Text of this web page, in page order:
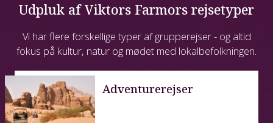
Udpluk af Viktors Farmors rejsetyper
Vi har flere forskellige typer af grupperejser - og altid
fokus på kultur, natur og mødet med lokalbefolkningen.
Adventurerejser